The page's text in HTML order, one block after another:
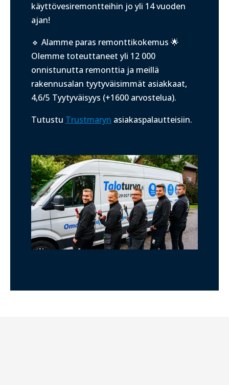
käyttövesiremontteihin jo yli 14 vuoden
ajan!
🔹 Alamme paras remonttikokemus 🌟
Olemme toteuttaneet yli 12 000
onnistunutta remonttia ja meillä
rakennusalan tyytyväisimmät asiakkaat,
4,6/5 Tyytyväisyys (+1600 arvostelua).
Tutustu Trustmaryn asiakaspalautteisiin.